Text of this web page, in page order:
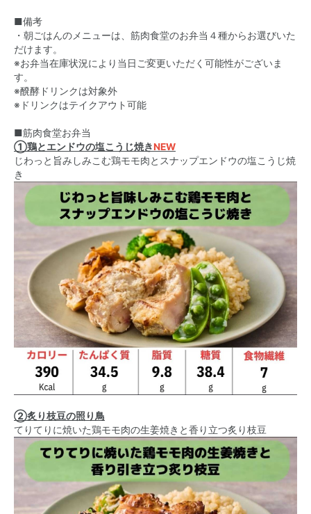
■備考
・朝ごはんのメニューは、筋肉食堂のお弁当４種からお選びいた
だけます。
※お弁当在庫状況により当日ご変更いただく可能性がございま
す。
※醗酵ドリンクは対象外
※ドリンクはテイクアウト可能
■筋肉食堂お弁当
①鶏とエンドウの塩こうじ焼きNEW
じわっと旨みしみこむ鶏モモ肉とスナップエンドウの塩こうじ焼
き
②炙り枝豆の照り鳥
てりてりに焼いた鶏モモ肉の生姜焼きと香り立つ炙り枝豆